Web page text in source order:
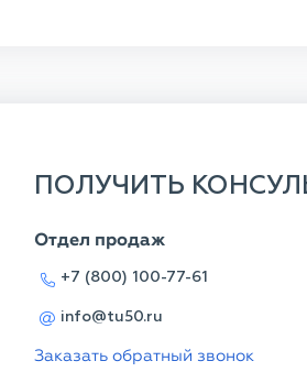
ПОЛУЧИТЬ
Отдел продаж
+7 (800) 100-77-61
info@tu50.ru
Заказать обратный звонок